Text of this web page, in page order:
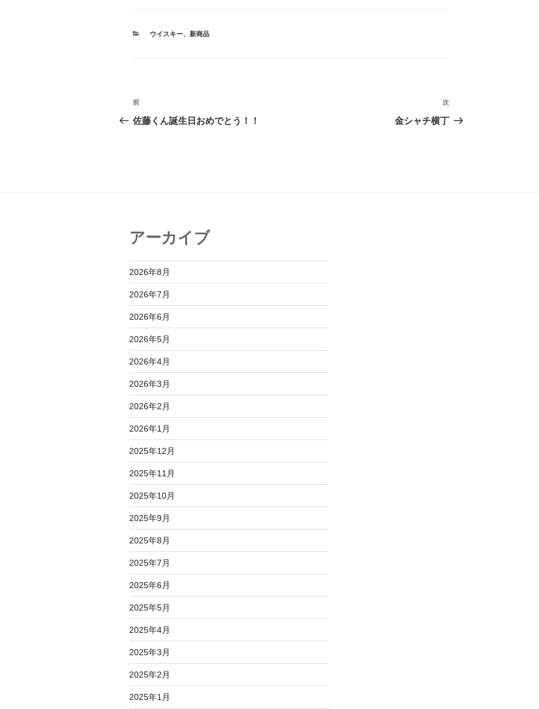
カ
ウイスキー、 新商品
投
稿
シ
ョ
ン
前
の
前
佐藤くん誕生日おめでとう！！
次
の
次
金シャチ横丁
アーカイブ
2026年8月
2026年7月
2026年6月
2026年5月
2026年4月
2026年3月
2026年2月
2026年1月
2025年12月
2025年11月
2025年10月
2025年9月
2025年8月
2025年7月
2025年6月
2025年5月
2025年4月
2025年3月
2025年2月
2025年1月